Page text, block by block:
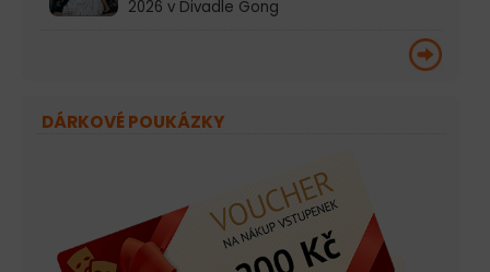
2026 v Divadle Gong
DÁRKOVÉ POUKÁZKY